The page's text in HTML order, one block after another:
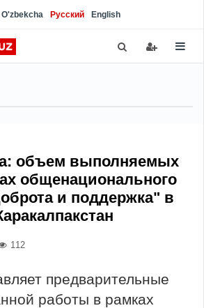
O'zbekcha Русский English
объем выполняемых
общенационального
и поддержка" в
112
предварительные
работы в рамках